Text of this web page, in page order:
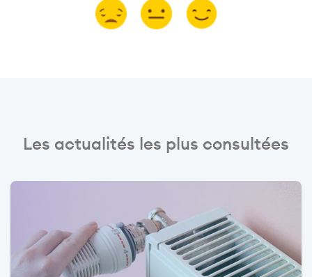
Les actualités les plus consultées
Image